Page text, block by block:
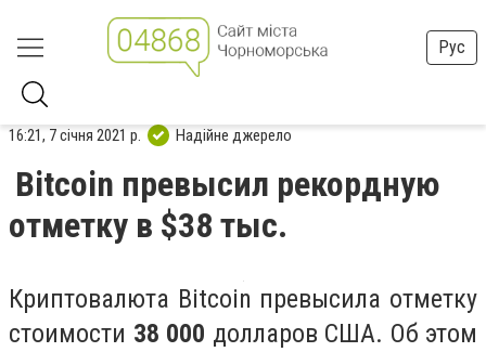
Рус
16:21, 7 січня 2021 р. Надійне джерело
Bitcoin превысил рекордную
отметку в $38 тыс.
Криптовалюта Bitcoin превысила отметку
стоимости 38 000 долларов США. Об этом